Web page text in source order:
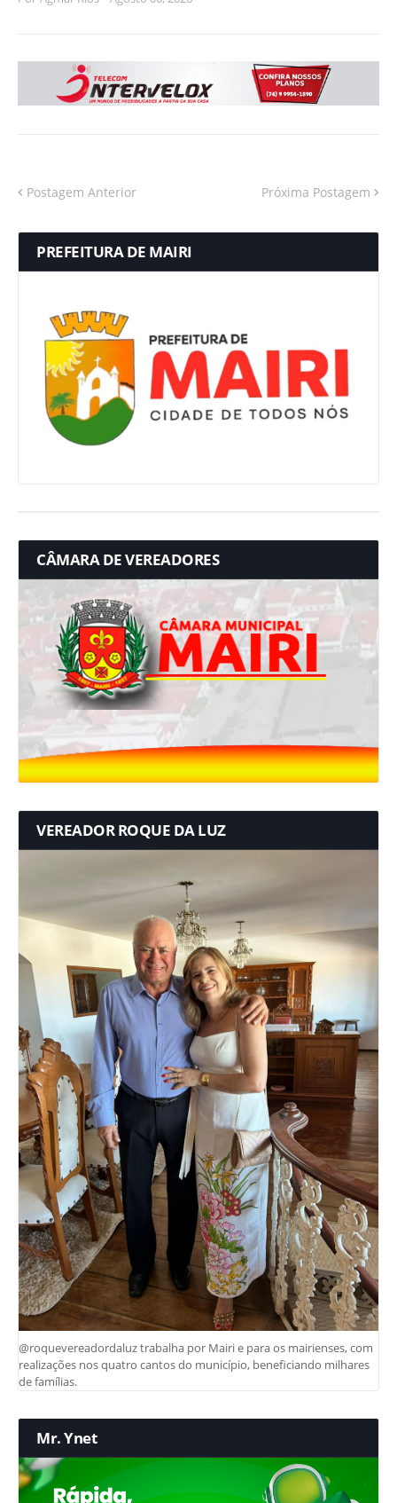
Postagem Anterior Próxima Postagem
PREFEITURA DE MAIRI
CÂMARA DE VEREADORES
VEREADOR ROQUE DA LUZ
@roquevereadordaluz trabalha por Mairi e para os mairienses, com
realizações nos quatro cantos do município, beneficiando milhares
de famílias.
Mr. Ynet